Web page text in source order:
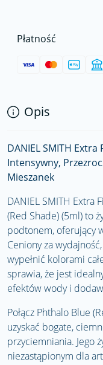
Płatność
Opis
DANIEL SMITH
Intensywny,
Mieszanek
DANIEL SMITH Extra
(Red Shade) (5ml) to
podtonem, oferujący
Ceniony za
wypełnić kolorami
sprawia, że jest
efektów wody i
Połącz Phthalo Blue
uzyskać bogate,
przyciemniania. Jego
niezastąpionym dla